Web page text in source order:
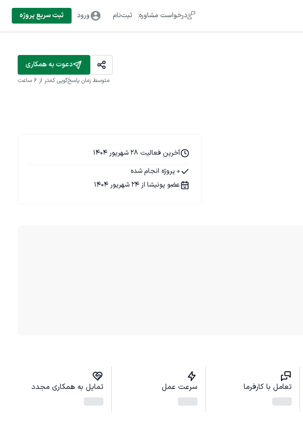
درخواست مشاوره ثبت‌نام ورود ثبت سریع پروژه
دعوت به همکاری
متوسط زمان پاسخ‌گویی کمتر از 6 ساعت
آخرین فعالیت 28 شهریور 1404
0 پروژه انجام شده
عضو پونیشا از 24 شهریور 1404
تعامل با کارفرما سرعت عمل تمایل به همکاری مجدد